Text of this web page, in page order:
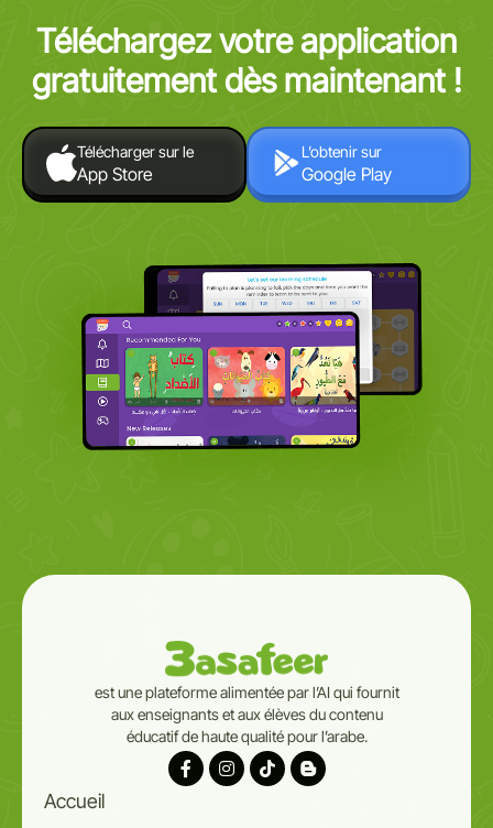
Téléchargez votre application
gratuitement dès maintenant !
Télécharger sur le
App Store
L’obtenir sur
Google Play
est une plateforme alimentée par l’AI qui fournit
aux enseignants et aux élèves du contenu
éducatif de haute qualité pour l’arabe.
Accueil